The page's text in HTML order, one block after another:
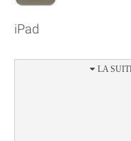
iPad